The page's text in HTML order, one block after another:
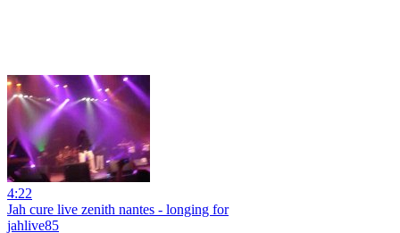
4:22
Jah cure live zenith nantes - longing for
jahlive85